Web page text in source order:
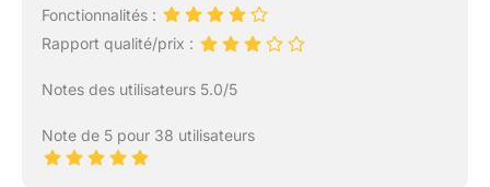
Fonctionnalités :
Rapport qualité/prix :
Notes des utilisateurs 5.0/5
Note de 5 pour 38 utilisateurs